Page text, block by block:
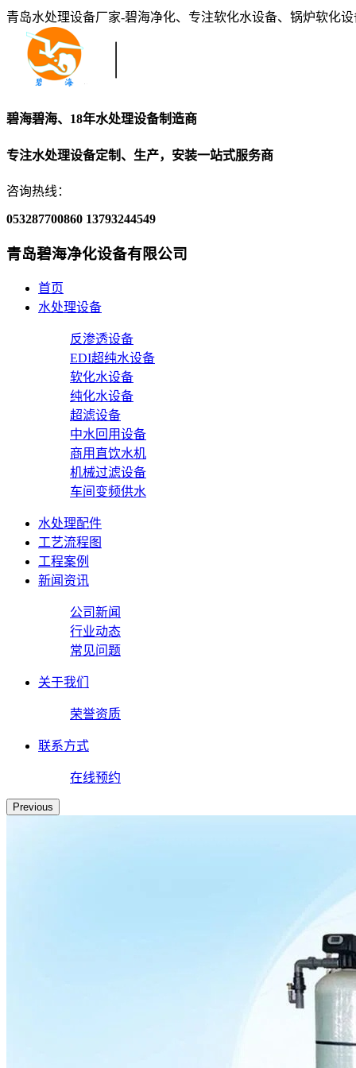
青岛水处理设备厂家-碧海净化、专注软化水设备、锅炉软化
碧海碧海、18年水处理设备制造商
专注水处理设备定制、生产，安装一站式服务商
咨询热线：
053287700860 13793244549
青岛碧海净化设备有限公司
首页
水处理设备
反渗透设备
EDI超纯水设备
软化水设备
纯化水设备
超滤设备
中水回用设备
商用直饮水机
机械过滤设备
车间变频供水
水处理配件
工艺流程图
工程案例
新闻资讯
公司新闻
行业动态
常见问题
关于我们
荣誉资质
联系方式
在线预约
Previous